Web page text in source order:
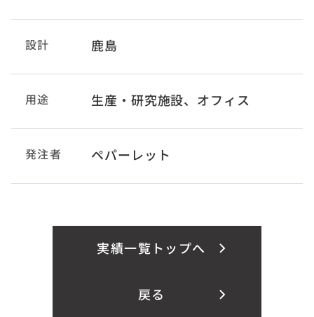
設計 鹿島
用途 生産・研究施設、オフィス
発注者 ペパーレット
実績一覧トップへ
戻る